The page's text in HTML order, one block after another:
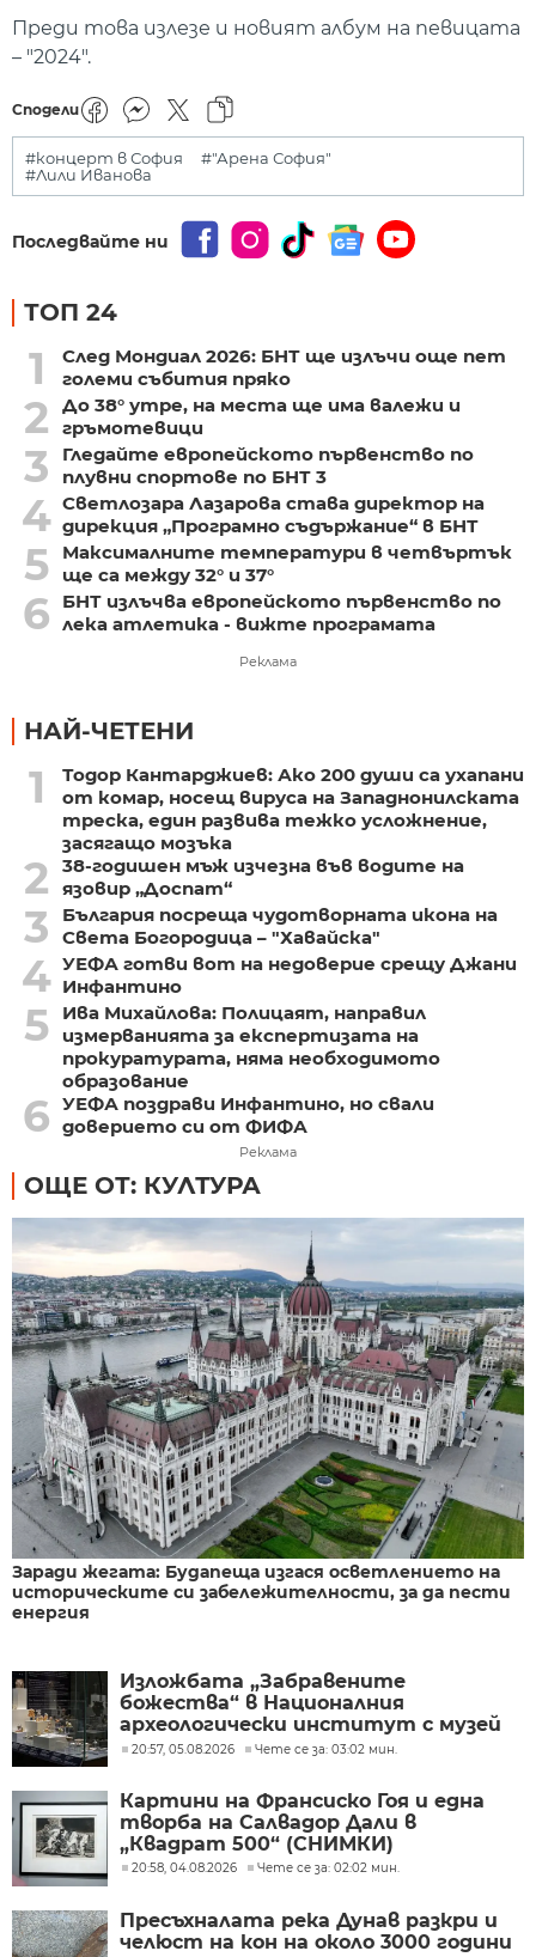
Преди това излезе и новият албум на певицата
– "2024".
Сподели
#концерт в София
#"Арена София"
#Лили Иванова
Последвайте ни
ТОП 24
1
След Мондиал 2026: БНТ ще излъчи още пет
големи събития пряко
2
До 38° утре, на места ще има валежи и
гръмотевици
3
Гледайте европейското първенство по
плувни спортове по БНТ 3
4 Светлозара Лазарова става директор на
дирекция „Програмно съдържание“ в БНТ
5
Максималните температури в четвъртък
ще са между 32° и 37°
6
БНТ излъчва европейското първенство по
лека атлетика - вижте програмата
Реклама
НАЙ-ЧЕТЕНИ
1
Тодор Кантарджиев: Ако 200 души са ухапани
от комар, носещ вируса на Западнонилската
треска, един развива тежко усложнение,
засягащо мозъка
2
38-годишен мъж изчезна във водите на
язовир „Доспат“
3
България посреща чудотворната икона на
Света Богородица – "Хавайска"
4 УЕФА готви вот на недоверие срещу Джани
Инфантино
5
Ива Михайлова: Полицаят, направил
измерванията за експертизата на
прокуратурата, няма необходимото
образование
6 УЕФА поздрави Инфантино, но свали
доверието си от ФИФА
Реклама
ОЩЕ ОТ: КУЛТУРА
Заради жегата: Будапеща изгася осветлението на
историческите си забележителности, за да пести
енергия
Изложбата „Забравените
божества“ в Националния
археологически институт с музей
при БАН
20:57, 05.08.2026 Чете се за: 03:02 мин.
Картини на Франсиско Гоя и една
творба на Салвадор Дали в
„Квадрат 500“ (СНИМКИ)
20:58, 04.08.2026 Чете се за: 02:02 мин.
Пресъхналата река Дунав разкри и
челюст на кон на около 3000 години